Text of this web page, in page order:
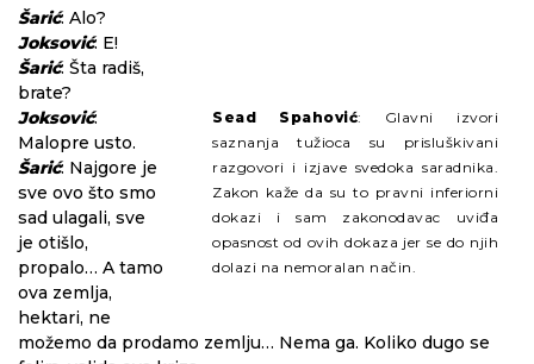
Sead Spahović: Glavni izvori
saznanja tužioca su prisluškivani
razgovori i izjave svedoka saradnika.
Zakon kaže da su to pravni inferiorni
dokazi i sam zakonodavac uviđa
opasnost od ovih dokaza jer se do njih
dolazi na nemoralan način.
Šarić: Alo?
Joksović: E!
Šarić: Šta radiš,
brate?
Joksović:
Malopre usto.
Šarić: Najgore je
sve ovo što smo
sad ulagali, sve
je otišlo,
propalo… A tamo
ova zemlja,
hektari, ne
možemo da prodamo zemlju… Nema ga. Koliko dugo se